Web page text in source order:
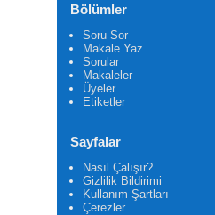
Bölümler
Soru Sor
Makale Yaz
Sorular
Makaleler
Üyeler
Etiketler
Sayfalar
Nasıl Çalışır?
Gizlilik Bildirimi
Kullanım Şartları
Çerezler